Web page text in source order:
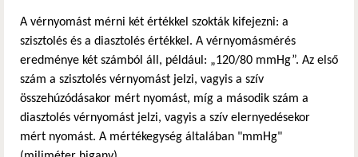
A vérnyomást mérni két értékkel szokták kifejezni: a
szisztolés és a diasztolés értékkel. A vérnyomásmérés
eredménye két számból áll, például: „120/80 mmHg”. Az első
szám a szisztolés vérnyomást jelzi, vagyis a szív
összehúzódásakor mért nyomást, míg a második szám a
diasztolés vérnyomást jelzi, vagyis a szív elernyedésekor
mért nyomást. A mértékegység általában "mmHg"